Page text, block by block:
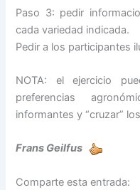
Paso 3: pedir
cada variedad indicada.
Pedir a los participantes
NOTA: el ejercicio
preferencias
informantes y “cruzar”
Frans Geilfus
Comparte esta entrada: